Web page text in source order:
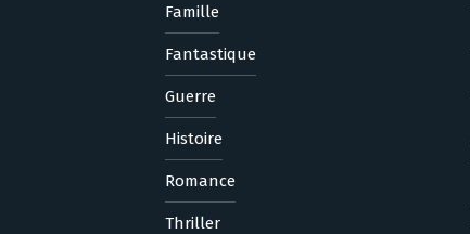
Famille
Fantastique
Guerre
Histoire
Romance
Thriller